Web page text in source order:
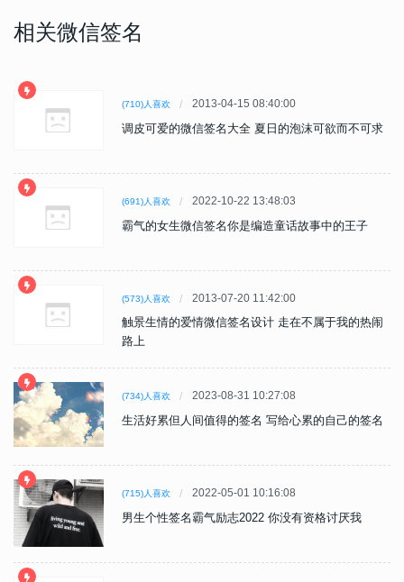
相关微信签名
(710)人喜欢 2013-04-15 08:40:00
调皮可爱的微信签名大全 夏日的泡沫可欲而不可求
(691)人喜欢 2022-10-22 13:48:03
霸气的女生微信签名你是编造童话故事中的王子
(573)人喜欢 2013-07-20 11:42:00
触景生情的爱情微信签名设计 走在不属于我的热闹
路上
(734)人喜欢 2023-08-31 10:27:08
生活好累但人间值得的签名 写给心累的自己的签名
(715)人喜欢 2022-05-01 10:16:08
男生个性签名霸气励志2022 你没有资格讨厌我